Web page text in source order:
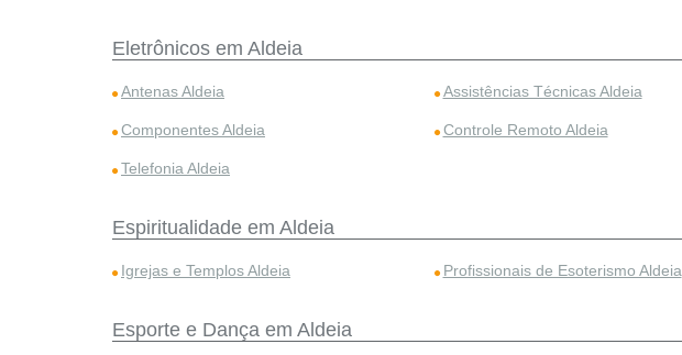
Eletrônicos em Aldeia
Antenas Aldeia Assistências Técnicas Aldeia
Componentes Aldeia Controle Remoto Aldeia
Telefonia Aldeia
Espiritualidade em Aldeia
Igrejas e Templos Aldeia Profissionais de Esoterismo Aldeia
Esporte e Dança em Aldeia